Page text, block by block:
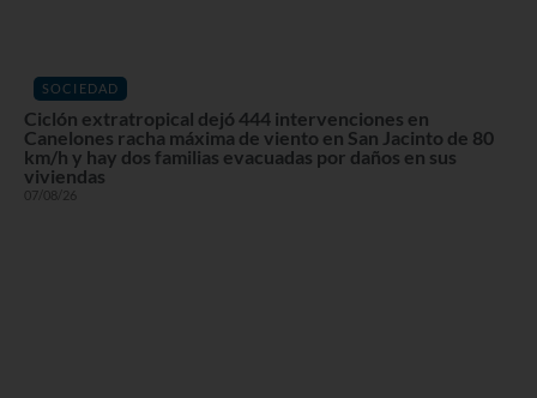
SOCIEDAD
Ciclón extratropical dejó 444 intervenciones en
Canelones racha máxima de viento en San Jacinto de 80
km/h y hay dos familias evacuadas por daños en sus
viviendas
07/08/26